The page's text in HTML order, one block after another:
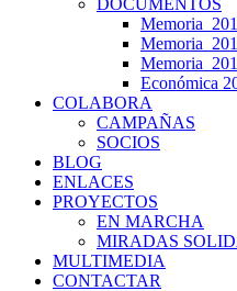
DOCUMENTOS
Económica
COLABORA
CAMPAÑAS
SOCIOS
BLOG
ENLACES
PROYECTOS
EN MARCHA
MIRADAS
MULTIMEDIA
CONTACTAR